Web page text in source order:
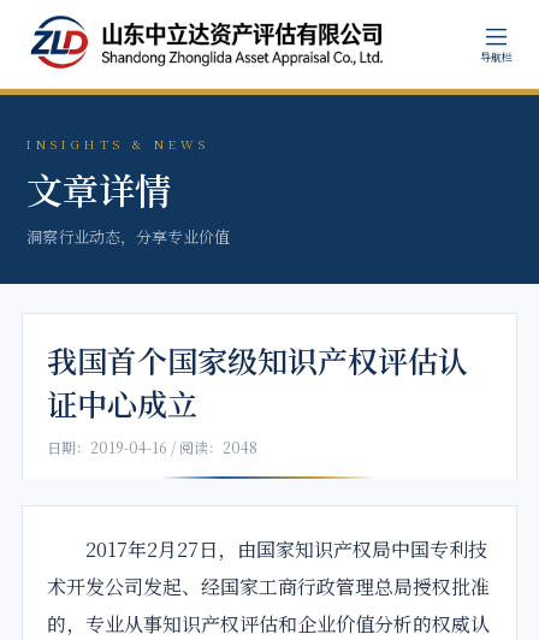
导航栏
INSIGHTS & NEWS
文章详情
洞察行业动态，分享专业价值
我国首个国家级知识产权评估认
证中心成立
日期：2019-04-16 / 阅读：2048
2017年2月27日，由国家知识产权局中国专利技
术开发公司发起、经国家工商行政管理总局授权批准
的，专业从事知识产权评估和企业价值分析的权威认